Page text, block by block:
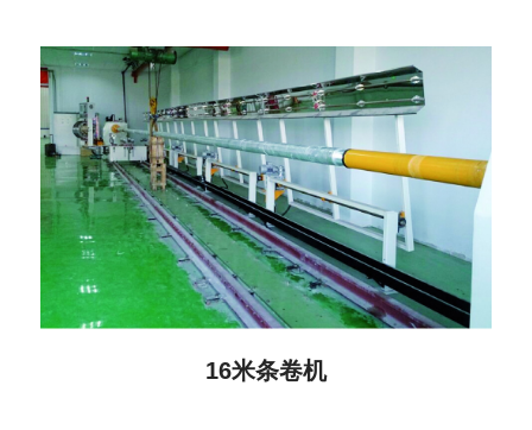
16米条卷机